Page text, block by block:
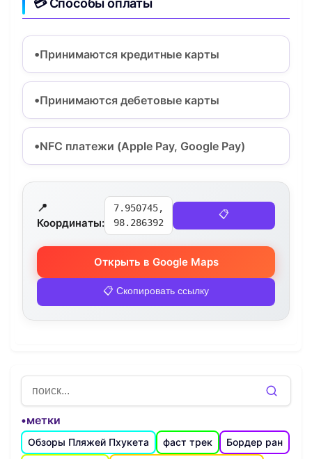
Принимаются кредитные карты
Принимаются дебетовые карты
NFC платежи (Apple Pay, Google Pay)
📍
Координаты:
7.950745,
98.286392
📋
Открыть в Google Maps
📋 Скопировать ссылку
•метки
Обзоры Пляжей Пхукета фаст трек
Бордер ран